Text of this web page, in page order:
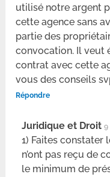
utilisé notre argent
cette agence sans
partie des
convocation. Il veut
contrat avec cette
vous des conseils
Répondre
Juridique et Droit 9
1) Faites constater
n’ont pas reçu de
le minimum de